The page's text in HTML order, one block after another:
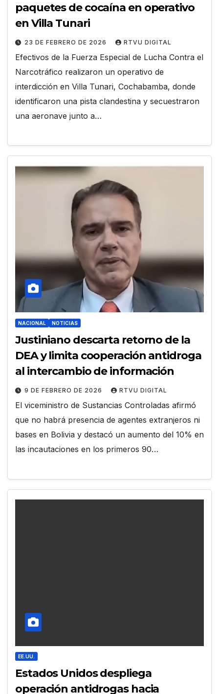
paquetes de cocaína en operativo
en Villa Tunari
23 DE FEBRERO DE 2026 RTVU DIGITAL
Efectivos de la Fuerza Especial de Lucha Contra el
Narcotráfico realizaron un operativo de
interdicción en Villa Tunari, Cochabamba, donde
identificaron una pista clandestina y secuestraron
una aeronave junto a…
NACIONAL NOTICIAS
Justiniano descarta retorno de la
DEA y limita cooperación antidroga
al intercambio de información
9 DE FEBRERO DE 2026 RTVU DIGITAL
El viceministro de Sustancias Controladas afirmó
que no habrá presencia de agentes extranjeros ni
bases en Bolivia y destacó un aumento del 10% en
las incautaciones en los primeros 90…
EE.UU.
Estados Unidos despliega
operación antidrogas hacia